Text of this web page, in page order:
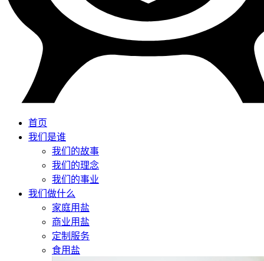
首页
我们是谁
我们的故事
我们的理念
我们的事业
我们做什么
家庭用盐
商业用盐
定制服务
食用盐